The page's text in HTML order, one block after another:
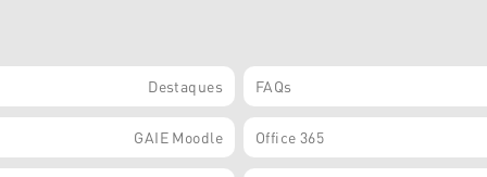
Destaques FAQs
GAIE Moodle Office 365